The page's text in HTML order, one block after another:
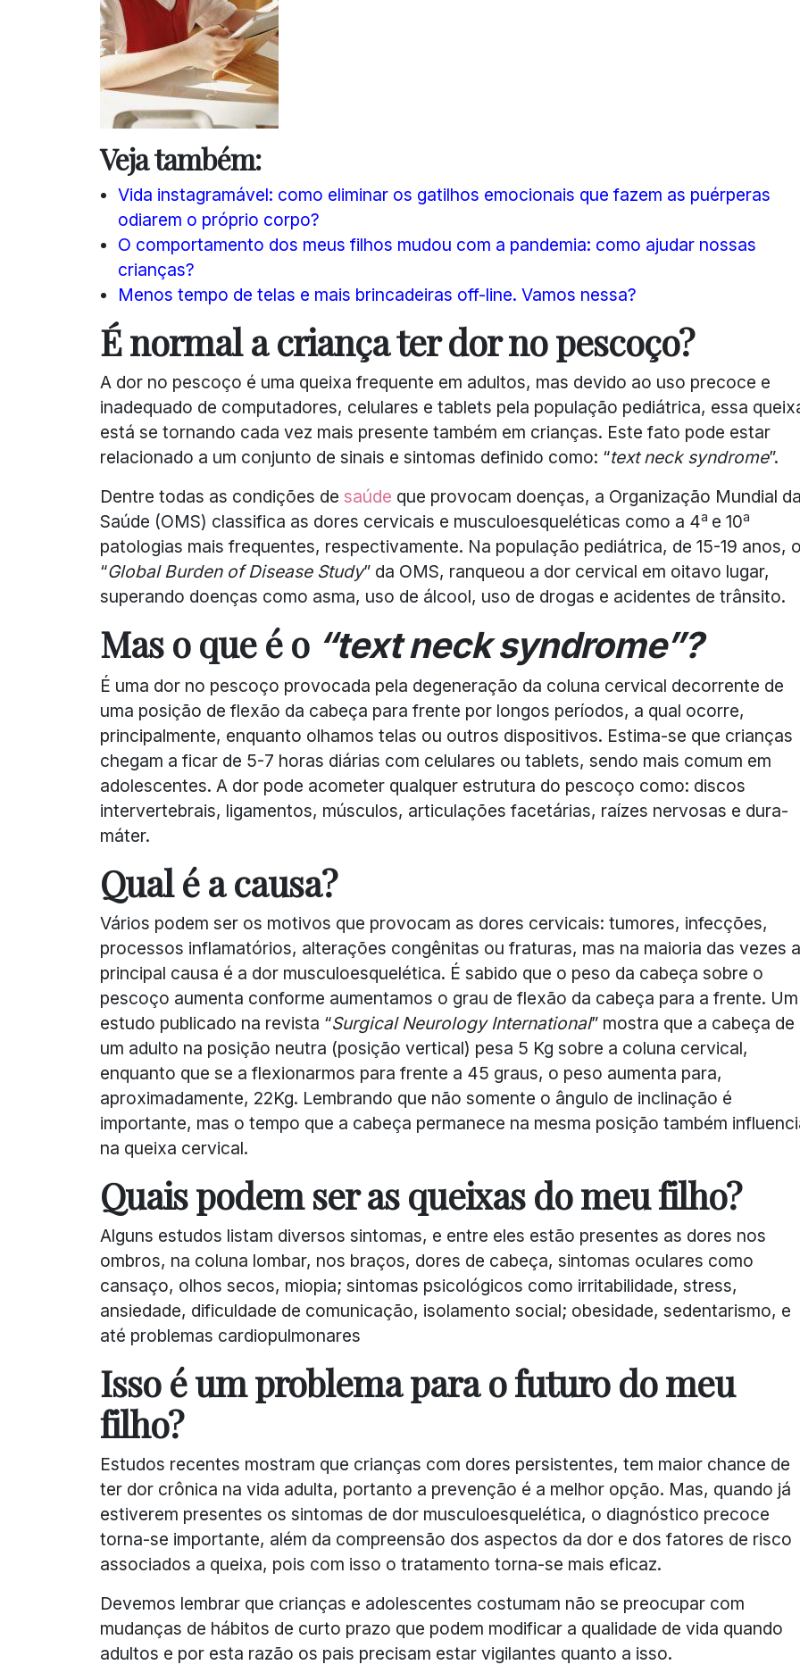
Veja também:
Vida instagramável: como eliminar os gatilhos emocionais que fazem as puérperas
odiarem o próprio corpo?
O comportamento dos meus filhos mudou com a pandemia: como ajudar nossas
crianças?
Menos tempo de telas e mais brincadeiras off-line. Vamos nessa?
É normal a criança ter dor no pescoço?
A dor no pescoço é uma queixa frequente em adultos, mas devido ao uso precoce e
inadequado de computadores, celulares e tablets pela população pediátrica, essa
está se tornando cada vez mais presente também em crianças. Este fato pode estar
relacionado a um conjunto de sinais e sintomas definido como: “text neck syndrome”.
Dentre todas as condições de saúde que provocam doenças, a Organização Mundial
Saúde (OMS) classifica as dores cervicais e musculoesqueléticas como a 4a e 10a
patologias mais frequentes, respectivamente. Na população pediátrica, de 15-19 anos,
“Global Burden of Disease Study” da OMS, ranqueou a dor cervical em oitavo lugar,
superando doenças como asma, uso de álcool, uso de drogas e acidentes de trânsito.
Mas o que é o “text neck syndrome”?
É uma dor no pescoço provocada pela degeneração da coluna cervical decorrente de
uma posição de flexão da cabeça para frente por longos períodos, a qual ocorre,
principalmente, enquanto olhamos telas ou outros dispositivos. Estima-se que crianças
chegam a ficar de 5-7 horas diárias com celulares ou tablets, sendo mais comum em
adolescentes. A dor pode acometer qualquer estrutura do pescoço como: discos
intervertebrais, ligamentos, músculos, articulações facetárias, raízes nervosas e dura-
máter.
Qual é a causa?
Vários podem ser os motivos que provocam as dores cervicais: tumores, infecções,
processos inflamatórios, alterações congênitas ou fraturas, mas na maioria das vezes a
principal causa é a dor musculoesquelética. É sabido que o peso da cabeça sobre o
pescoço aumenta conforme aumentamos o grau de flexão da cabeça para a frente. Um
estudo publicado na revista “Surgical Neurology International” mostra que a cabeça de
um adulto na posição neutra (posição vertical) pesa 5 Kg sobre a coluna cervical,
enquanto que se a flexionarmos para frente a 45 graus, o peso aumenta para,
aproximadamente, 22Kg. Lembrando que não somente o ângulo de inclinação é
importante, mas o tempo que a cabeça permanece na mesma posição também
na queixa cervical.
Quais podem ser as queixas do meu filho?
Alguns estudos listam diversos sintomas, e entre eles estão presentes as dores nos
ombros, na coluna lombar, nos braços, dores de cabeça, sintomas oculares como
cansaço, olhos secos, miopia; sintomas psicológicos como irritabilidade, stress,
ansiedade, dificuldade de comunicação, isolamento social; obesidade, sedentarismo, e
até problemas cardiopulmonares
Isso é um problema para o futuro do meu
filho?
Estudos recentes mostram que crianças com dores persistentes, tem maior chance de
ter dor crônica na vida adulta, portanto a prevenção é a melhor opção. Mas, quando já
estiverem presentes os sintomas de dor musculoesquelética, o diagnóstico precoce
torna-se importante, além da compreensão dos aspectos da dor e dos fatores de risco
associados a queixa, pois com isso o tratamento torna-se mais eficaz.
Devemos lembrar que crianças e adolescentes costumam não se preocupar com
mudanças de hábitos de curto prazo que podem modificar a qualidade de vida quando
adultos e por esta razão os pais precisam estar vigilantes quanto a isso.